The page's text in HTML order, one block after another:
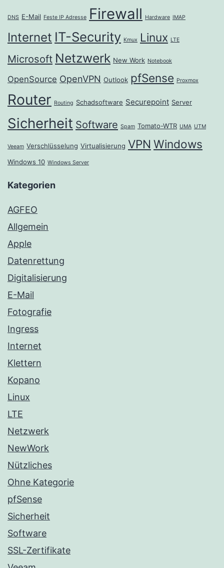
DNS E-Mail Feste IP Adresse Firewall Hardware IMAP
Internet IT-Security Kmux Linux LTE
Microsoft Netzwerk New Work Notebook
OpenSource OpenVPN Outlook pfSense Proxmox
Router Routing Schadsoftware Securepoint Server
Sicherheit Software Spam Tomato-WTR UMA UTM
Veeam Verschlüsselung Virtualisierung VPN Windows
Windows 10 Windows Server
Kategorien
AGFEO
Allgemein
Apple
Datenrettung
Digitalisierung
E-Mail
Fotografie
Ingress
Internet
Klettern
Kopano
Linux
LTE
Netzwerk
NewWork
Nützliches
Ohne Kategorie
pfSense
Sicherheit
Software
SSL-Zertifikate